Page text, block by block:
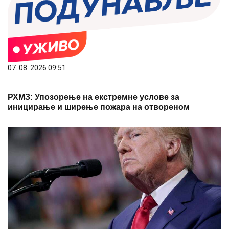
07. 08. 2026 09:51
РХМЗ: Упозорење на екстремне услове за
иницирање и ширење пожара на отвореном